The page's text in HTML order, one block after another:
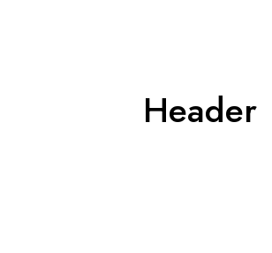
Header